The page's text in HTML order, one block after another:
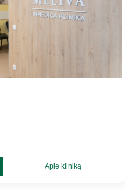
Apie kliniką